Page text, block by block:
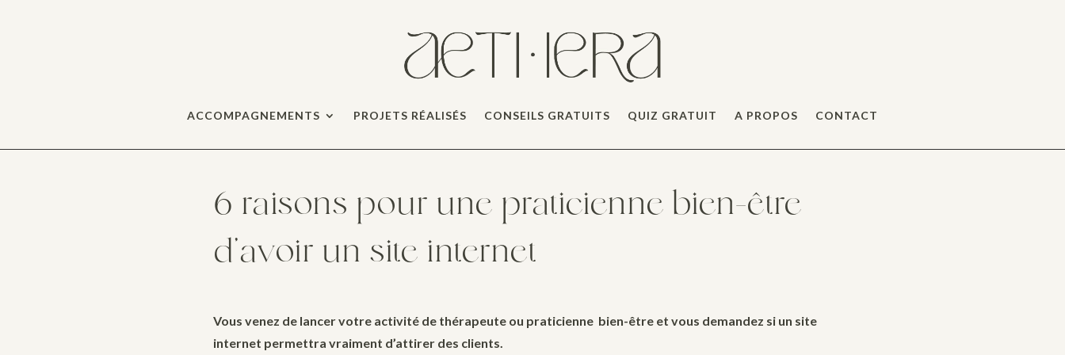
ACCOMPAGNEMENTS PROJETS RÉALISÉS CONSEILS GRATUITS QUIZ GRATUIT A PROPOS CONTACT
6 raisons pour une praticienne bien-être
d’avoir un site internet
Vous venez de lancer votre activité de thérapeute ou praticienne bien-être et vous demandez si un site
internet permettra vraiment d’attirer des clients.